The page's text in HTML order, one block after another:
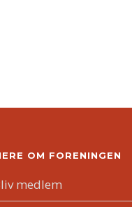
OM FORENINGEN
medlem